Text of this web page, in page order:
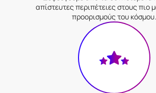
απίστευτες περιπέτειες στους πιο
προορισμούς του κόσμου.